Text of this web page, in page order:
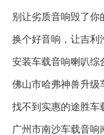
别让劣质音响毁了你
换个好音响，让吉利
安装车载音响喇叭综
佛山市哈弗神兽升级
找不到实惠的途胜车
广州市南沙车载音